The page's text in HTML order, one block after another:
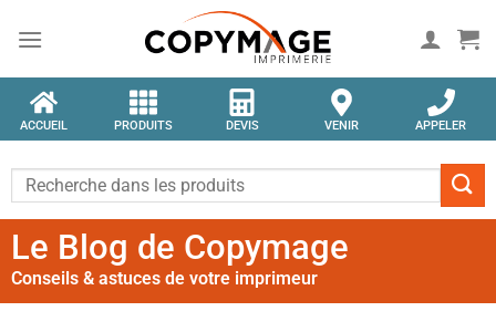
ACCUEIL PRODUITS DEVIS VENIR APPELER
Le Blog de Copymage
Conseils & astuces de votre imprimeur